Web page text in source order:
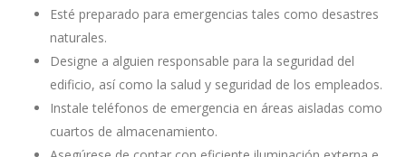
Esté preparado para emergencias tales como desastres
naturales.
Designe a alguien responsable para la seguridad del
edificio, así como la salud y seguridad de los empleados.
Instale teléfonos de emergencia en áreas aisladas como
cuartos de almacenamiento.